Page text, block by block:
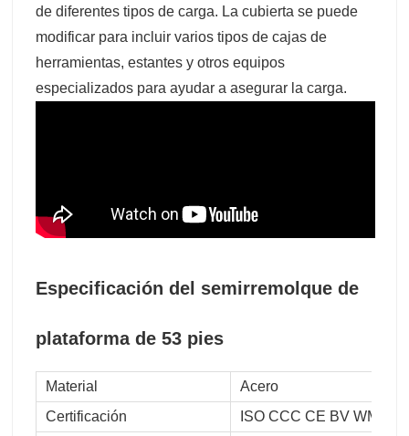
de diferentes tipos de carga. La cubierta se puede
modificar para incluir varios tipos de cajas de
herramientas, estantes y otros equipos
especializados para ayudar a asegurar la carga.
Especificación del semirremolque de
plataforma de 53 pies
Material
Acero
Certificación
ISO CCC CE BV WMI